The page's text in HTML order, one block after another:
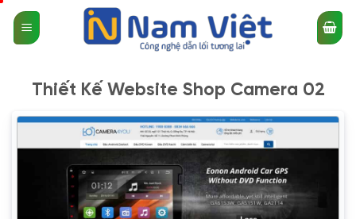
qua
nội
Thiết Kế Website Shop Camera 02